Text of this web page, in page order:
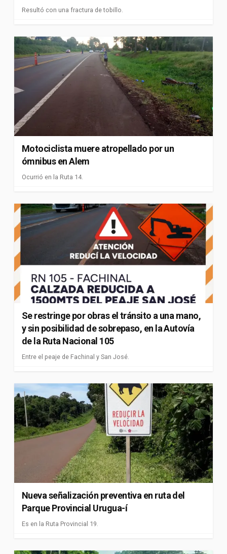
Resultó con una fractura de tobillo.
Motociclista muere atropellado por un
ómnibus en Alem
Ocurrió en la Ruta 14.
Se restringe por obras el tránsito a una mano,
y sin posibilidad de sobrepaso, en la Autovía
de la Ruta Nacional 105
Entre el peaje de Fachinal y San José.
Nueva señalización preventiva en ruta del
Parque Provincial Urugua-í
Es en la Ruta Provincial 19.